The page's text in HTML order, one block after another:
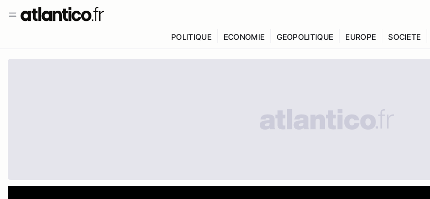
POLITIQUE ECONOMIE GEOPOLITIQUE EUROPE SOCIETE